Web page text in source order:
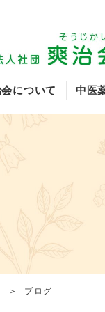
について
爽治会の特
中医
中医薬につ
アトピーに
乾癬・掌蹠
糖尿病外来
イワサキク
ブログ